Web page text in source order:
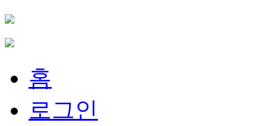
홈
로그인